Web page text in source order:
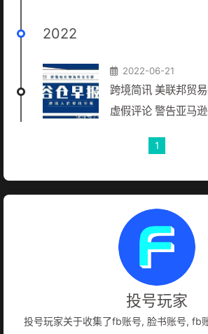
2022
2022-06-21
跨境简讯 美联邦贸易委员会严打网络
虚假评论 警告亚马
1
投号玩家
投号玩家关于收集了fb账号, 脸书账号, fb